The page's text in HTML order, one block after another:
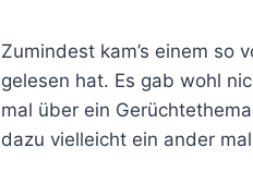
Zumindest kam’s einem so
gelesen hat. Es gab wohl
mal über ein
dazu vielleicht ein ander